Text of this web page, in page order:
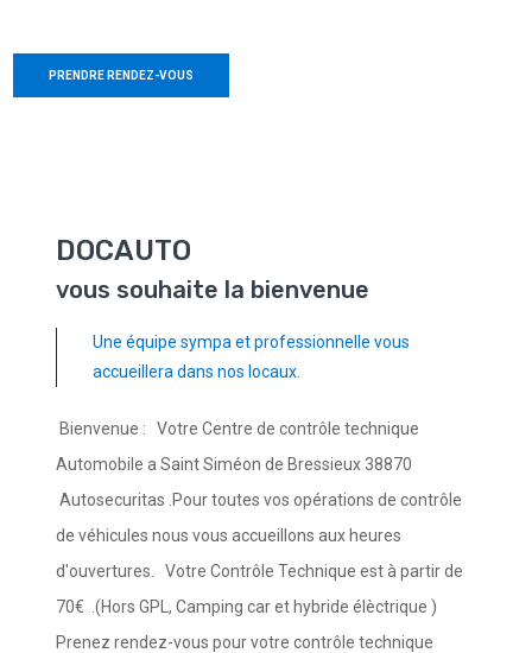
PRENDRE RENDEZ-VOUS
DOCAUTO
vous souhaite la bienvenue
Une équipe sympa et professionnelle vous
accueillera dans nos locaux.
Bienvenue : Votre Centre de contrôle technique
Automobile a Saint Siméon de Bressieux 38870
Autosecuritas .Pour toutes vos opérations de contrôle
de véhicules nous vous accueillons aux heures
d'ouvertures. Votre Contrôle Technique est à partir de
70€ .(Hors GPL, Camping car et hybride élèctrique )
Prenez rendez-vous pour votre contrôle technique